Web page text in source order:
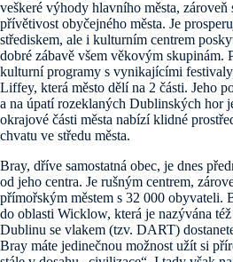
veškeré výhody hlavního města,
přívětivost obyčejného města. Je
střediskem, ale i kulturním centrem
dobré zábavě všem věkovým skupinám.
kulturní programy s vynikajícími
Liffey, která město dělí na 2 části. Jeho
a na úpatí rozeklaných Dublinských hor
okrajové části města nabízí klidné
chvatu ve středu města.
Bray, dříve samostatná obec, je dnes
od jeho centra. Je rušným centrem,
přímořským městem s 32 000 obyvateli.
do oblasti Wicklow, která je nazývána
Dublinu se vlakem (tzv. DART)
Bray máte jedinečnou možnost užít si